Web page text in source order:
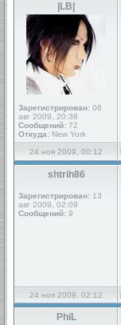
|LB|
Зарегистрирован: 06
авг 2009, 20:38
Сообщений: 72
Откуда: New York
24 ноя 2009, 00:12
shtrih86
Зарегистрирован: 13
авг 2009, 02:09
Сообщений: 9
24 ноя 2009, 02:12
PhiL